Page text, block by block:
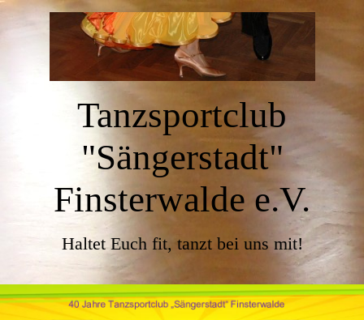
Tanzsportclub
"Sängerstadt"
Finsterwalde e.V.
Haltet Euch fit, tanzt bei uns mit!